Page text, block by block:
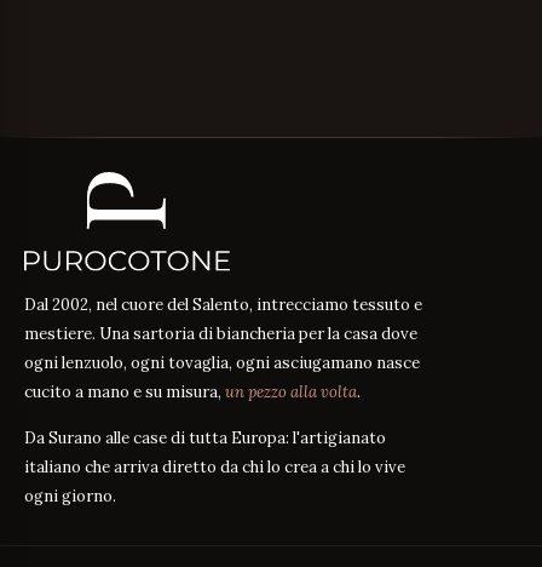
Dal 2002, nel cuore del Salento, intrecciamo tessuto e
mestiere. Una sartoria di biancheria per la casa dove
ogni lenzuolo, ogni tovaglia, ogni asciugamano nasce
cucito a mano e su misura, un pezzo alla volta.
Da Surano alle case di tutta Europa: l'artigianato
italiano che arriva diretto da chi lo crea a chi lo vive
ogni giorno.